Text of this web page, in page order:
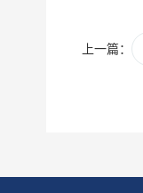
上一篇：